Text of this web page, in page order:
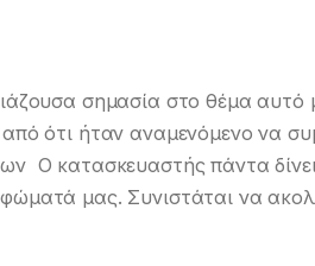
σημασία στο θέμα αυτό
ότι ήταν αναμενόμενο να
Ο κατασκευαστής πάντα
μας. Συνιστάται να